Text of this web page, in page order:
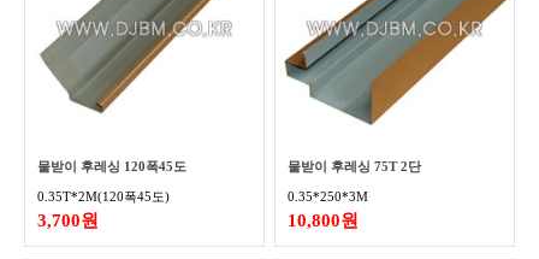
물받이 후레싱 120폭45도
0.35T*2M(120폭45도)
3,700원
물받이 후레싱 75T 2단
0.35*250*3M
10,800원